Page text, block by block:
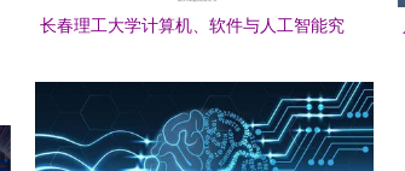
长春理工大学计算机、软件与人工智能究